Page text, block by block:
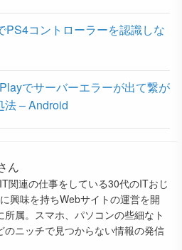
PS4コントローラーを認識しな
でサーバーエラーが出て繋が
法 – Android
ん
関連の仕事をしている30代のITおじ
興味を持ちWebサイトの運営を開
属。スマホ、パソコンの些細なト
のニッチで見つからない情報の発信